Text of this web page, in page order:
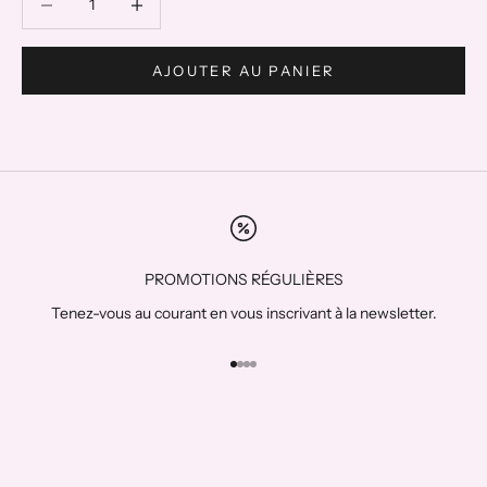
AJOUTER AU PANIER
PROMOTIONS RÉGULIÈRES
Tenez-vous au courant en vous inscrivant à la newsletter.
Aller à l'élément 1
Aller à l'élément 2
Aller à l'élément 3
Aller à l'élément 4